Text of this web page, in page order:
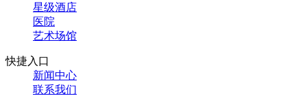
星级酒店
医院
艺术场馆
快捷入口
新闻中心
联系我们